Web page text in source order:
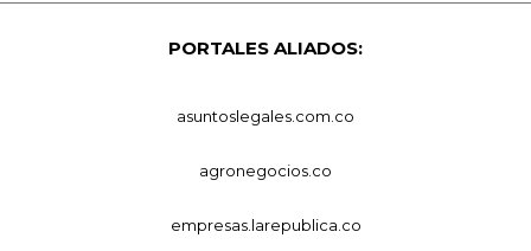
PORTALES ALIADOS:
asuntoslegales.com.co
agronegocios.co
empresas.larepublica.co